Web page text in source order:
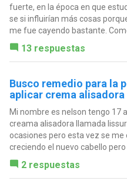
fuerte, en la época en que
se si influirían más cosas
me fue cayendo bastante.
13 respuestas
Busco remedio para la
aplicar crema alisadora
Mi nombre es nelson tengo 17
creama alisadora llamada
ocasiones pero esta vez se me
creciendo el nuevo cabello pero
2 respuestas